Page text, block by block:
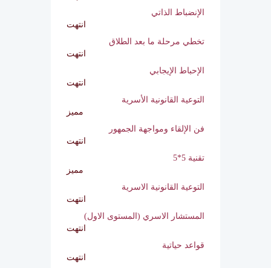
كسرة بخور
انتهت
الإنضباط الذاتي
انتهت
تخطي مرحلة ما بعد الطلاق
انتهت
الإحباط الإيجابي
انتهت
التوعية القانونية الأسرية
مميز
فن الإلقاء ومواجهة الجمهور
انتهت
تقنية 5*5
مميز
التوعية القانونية الاسرية
انتهت
المستشار الاسري (المستوى الاول)
انتهت